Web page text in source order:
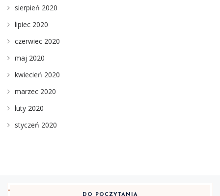
sierpień 2020
lipiec 2020
czerwiec 2020
maj 2020
kwiecień 2020
marzec 2020
luty 2020
styczeń 2020
DO POCZYTANIA